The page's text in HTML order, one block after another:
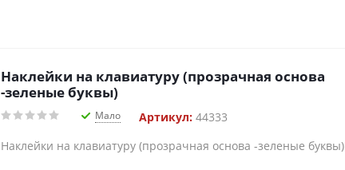
Наклейки на клавиатуру (прозрачная основа
-зеленые буквы)
Мало Артикул: 44333
Наклейки на клавиатуру (прозрачная основа -зеленые буквы)